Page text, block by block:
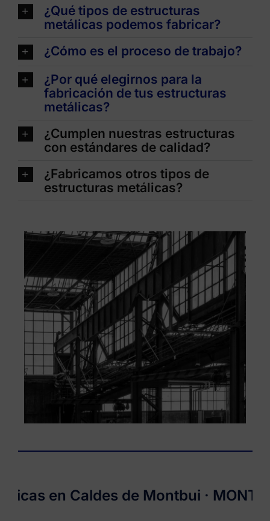
¿Qué tipos de estructuras
metálicas podemos fabricar?
¿Cómo es el proceso de trabajo?
¿Por qué elegirnos para la
fabricación de tus estructuras
metálicas?
¿Cumplen nuestras estructuras
con estándares de calidad?
¿Fabricamos otros tipos de
estructuras metálicas?
en Caldes de Montbui ·